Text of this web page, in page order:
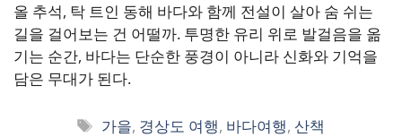
올 추석, 탁 트인 동해 바다와 함께 전설이 살아 숨 쉬는
길을 걸어보는 건 어떨까. 투명한 유리 위로 발걸음을 옮
기는 순간, 바다는 단순한 풍경이 아니라 신화와 기억을
담은 무대가 된다.
태
가을, 경상도 여행, 바다여행,산책